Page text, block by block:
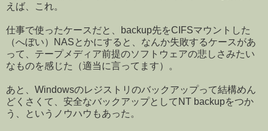
えば、これ。
仕事で使ったケースだと、backup先をCIFSマウントした
（へぼい）NASとかにすると、なんか失敗するケースがあ
って、テープメディア前提のソフトウェアの悲しさみたい
なものを感じた（適当に言ってます）。
あと、Windowsのレジストリのバックアップって結構めん
どくさくて、安全なバックアップとしてNT backupをつか
う、というノウハウもあった。